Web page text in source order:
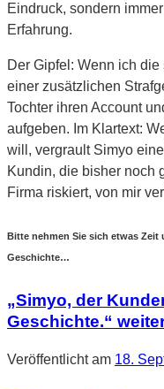
Eindruck, sondern
Erfahrung.
Der Gipfel: Wenn ich
einer zusätzlichen
Tochter ihren Account
aufgeben. Im Klartext:
will, vergrault Simyo
Kundin, die bisher noch
Firma riskiert, von mir
Bitte nehmen Sie sich etwas Zeit
Geschichte…
„Simyo, der
Geschichte.“
Veröffentlicht am 18.